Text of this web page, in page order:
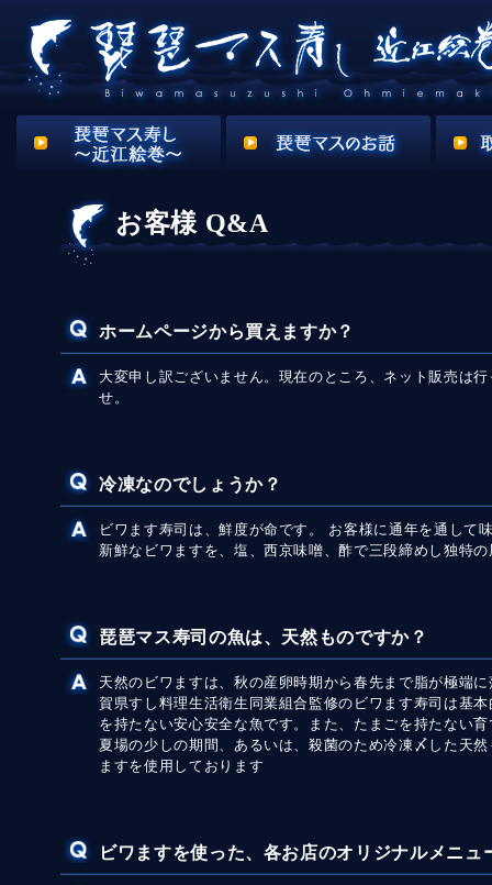
お客様 Q&A
ホームページから買えますか？
大変申し訳ございません。現在のところ、ネット販売は
せ。
冷凍なのでしょうか？
ビワます寿司は、鮮度が命です。 お客様に通年を通して
新鮮なビワますを、塩、西京味噌、酢で三段締めし独特
琵琶マス寿司の魚は、天然ものですか？
天然のビワますは、秋の産卵時期から春先まで脂が極端
賀県すし料理生活衛生同業組合監修のビワます寿司は基
を持たない安心安全な魚です。また、たまごを持たない
夏場の少しの期間、あるいは、殺菌のため冷凍〆した天
ますを使用しております
ビワますを使った、各お店のオリジナルメニュ